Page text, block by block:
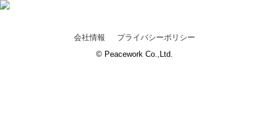
会社情報
プライバシーポリシー
© Peacework Co.,Ltd.